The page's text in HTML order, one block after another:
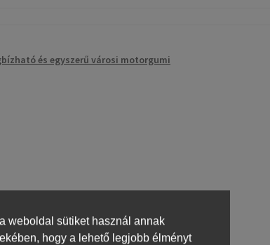
és egyszerű városi motorgumi
weboldal sütiket használ annak
hogy a lehető legjobb élményt